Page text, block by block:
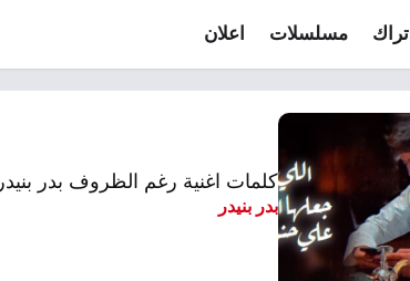
تراك مسلسلات اعلان
كلمات اغنية رغم الظروف بدر بنيدر 2020
بدر بنيدر